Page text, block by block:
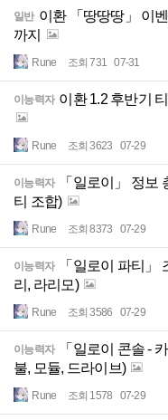
일반 이환 「땅땅땅」 이
까지
Rune 조회 731 07-31
이능력자 이환 1.2 후반기
Rune 조회 3623 07-29
이능력자
「일로이」 정보
티 조합)
Rune 조회 8373 07-29
이능력자
「일로이 파티」
리, 라리모)
Rune 조회 3586 07-29
이능력자
「일로이 콘솔 -
불, 모듈, 드라이브)
Rune 조회 1578 07-29